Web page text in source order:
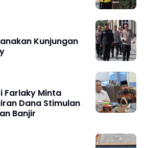
Kunjungan
Farlaky Minta
Dana Stimulan
Banjir